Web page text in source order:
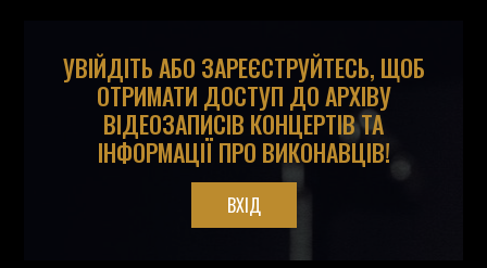
УВІЙДІТЬ АБО ЗАРЕЄСТРУЙТЕСЬ, ЩОБ
ОТРИМАТИ ДОСТУП ДО АРХІВУ
ВІДЕОЗАПИСІВ КОНЦЕРТІВ ТА
ІНФОРМАЦІЇ ПРО ВИКОНАВЦІВ!
ВХІД